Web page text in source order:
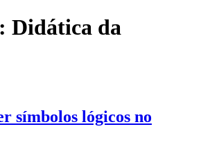
Didática da
símbolos lógicos no